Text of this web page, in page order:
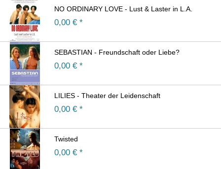
NO ORDINARY LOVE - Lust & Laster in L.A.
0,00 € *
SEBASTIAN - Freundschaft oder Liebe?
0,00 € *
LILIES - Theater der Leidenschaft
0,00 € *
Twisted
0,00 € *